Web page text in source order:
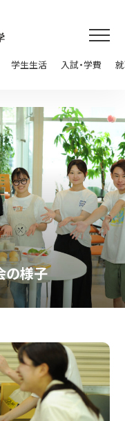
学生生活 入試・学費
の様子